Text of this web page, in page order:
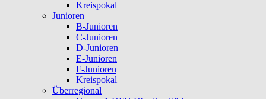
Kreispokal
Junioren
B-Junioren
C-Junioren
D-Junioren
E-Junioren
F-Junioren
Kreispokal
Überregional